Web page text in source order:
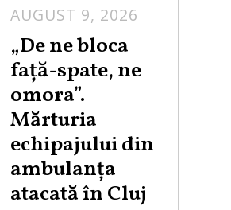
AUGUST 9, 2026
„De ne bloca
față-spate, ne
omora”.
Mărturia
echipajului din
ambulanța
atacată în Cluj